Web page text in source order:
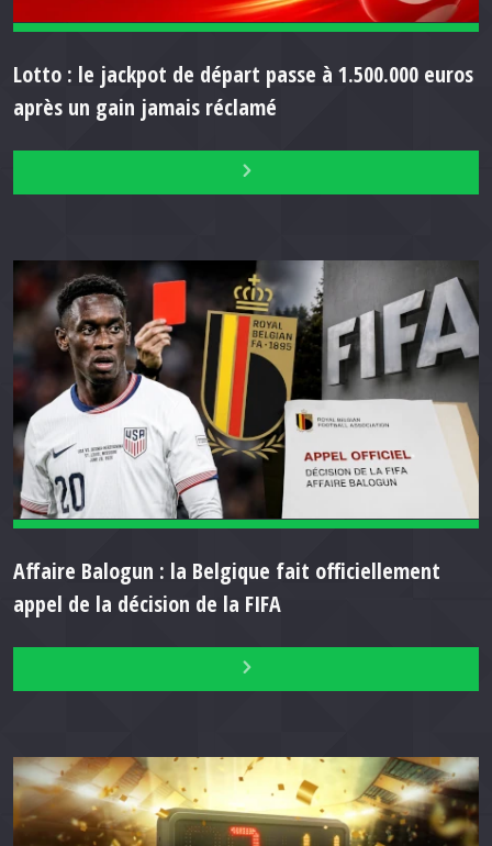
Lotto : le jackpot de départ passe à 1.500.000 euros
après un gain jamais réclamé
Affaire Balogun : la Belgique fait officiellement
appel de la décision de la FIFA